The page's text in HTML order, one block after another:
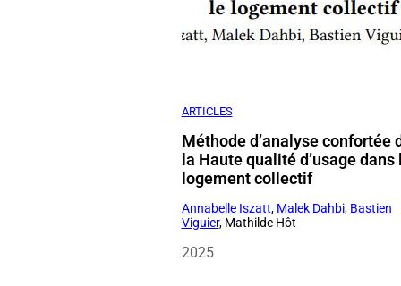
ARTICLES
Méthode d’analyse confortée
Annabelle Iszatt
Viguier, Mathilde Hôt
2025